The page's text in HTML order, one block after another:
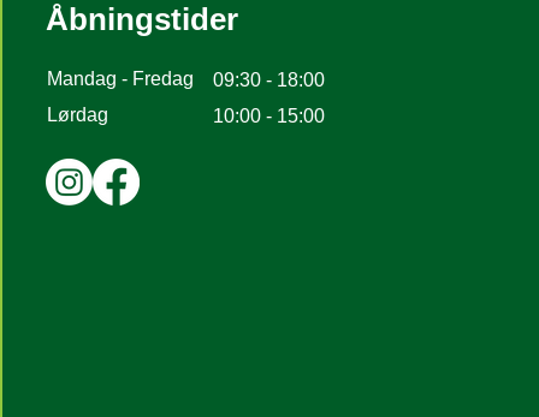
Åbningstider
09:30 - 18:00
Mandag - Fredag
10:00 - 15:00
Lørdag